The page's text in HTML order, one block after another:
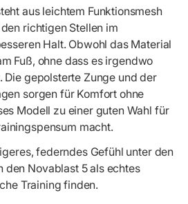
aus leichtem Funktionsmesh
richtigen Stellen im
Halt. Obwohl das Material
Fuß, ohne dass es irgendwo
gepolsterte Zunge und der
sorgen für Komfort ohne
Modell zu einer guten Wahl für
macht.
federndes Gefühl unter den
den Novablast 5 als echtes
Training finden.